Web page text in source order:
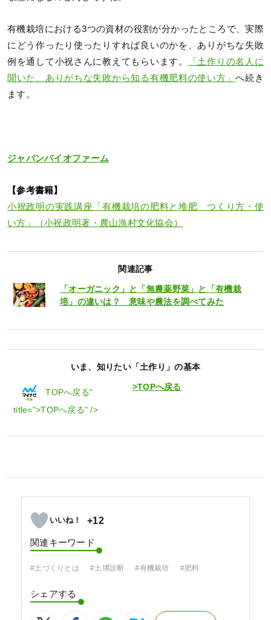
有機栽培における3つの資材の役割が分かったところで、実際
にどう作ったり使ったりすれば良いのかを、ありがちな失敗
例を通して小祝さんに教えてもらいます。
「土作りの名人に
聞いた、ありがちな失敗から知る有機肥料の使い方」へ続き
ます。
ジャパンバイオファーム
【参考書籍】
小祝政明の実践講座「有機栽培の肥料と堆肥 つくり方・使
い方」（小祝政明著・農山漁村文化協会）
関連記事
「オーガニック」と「無農薬野菜」と「有機栽
培」の違いは？ 意味や農法を調べてみた
いま、知りたい「土作り」の基本
TOPへ戻る"
title=">TOPへ戻る" />
>TOPへ戻る
+12
関連キーワード
#土づくりとは #土壌診断 #有機栽培 #肥料
シェアする